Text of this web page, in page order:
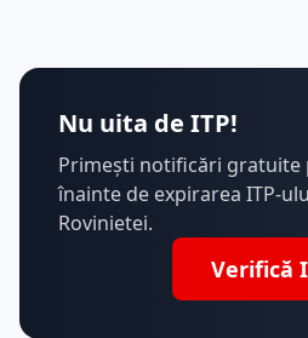
Nu uita de ITP!
Primești notificări gratuite
înainte de expirarea ITP-
Rovinietei.
Verifică